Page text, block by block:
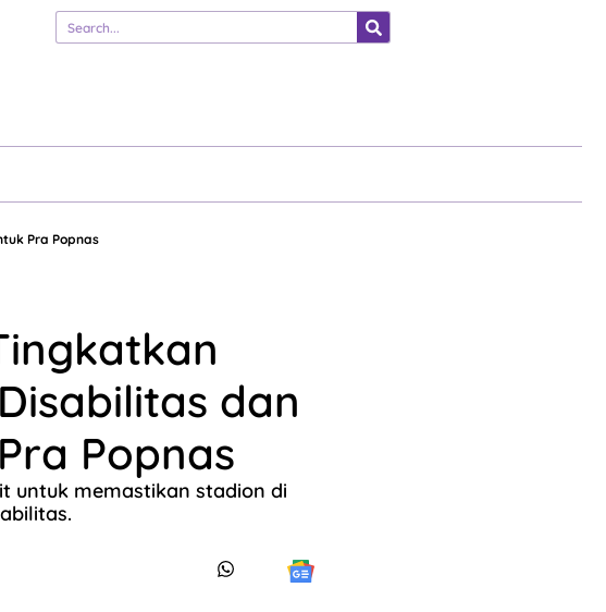
Pra Popnas
dan
Popnas
untuk memastikan stadion di